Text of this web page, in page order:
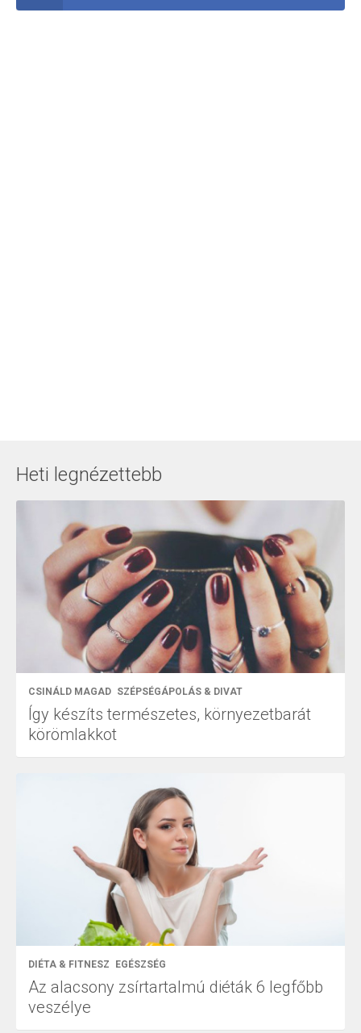
Heti legnézettebb
CSINÁLD MAGAD SZÉPSÉGÁPOLÁS & DIVAT
Így készíts természetes, környezetbarát
körömlakkot
DIÉTA & FITNESZ EGÉSZSÉG
Az alacsony zsírtartalmú diéták 6 legfőbb
veszélye